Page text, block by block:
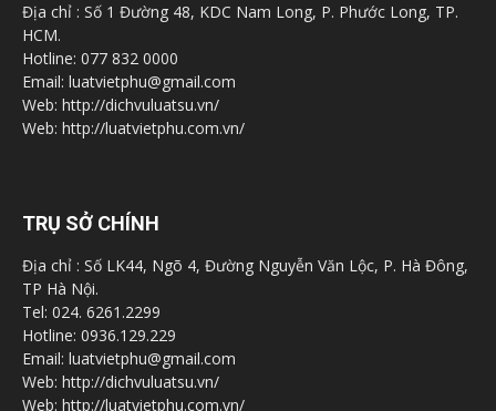
Địa chỉ : Số 1 Đường 48, KDC Nam Long, P. Phước Long, TP.
HCM.
Hotline: 077 832 0000
Email: luatvietphu@gmail.com
Web: http://dichvuluatsu.vn/
Web: http://luatvietphu.com.vn/
TRỤ SỞ CHÍNH
Địa chỉ : Số LK44, Ngõ 4, Đường Nguyễn Văn Lộc, P. Hà Đông,
TP Hà Nội.
Tel: 024. 6261.2299
Hotline: 0936.129.229
Email: luatvietphu@gmail.com
Web: http://dichvuluatsu.vn/
Web: http://luatvietphu.com.vn/